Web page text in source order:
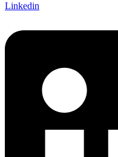
Linkedin